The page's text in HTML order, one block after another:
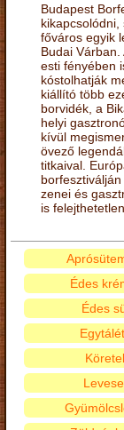
Budapest
kikapcsolódni,
főváros egyik
Budai
esti fényében
kóstolhatják
kiállító több
borvidék, a
helyi
kívül
övező
titkaival.
zenei és
is
Édes
Édes